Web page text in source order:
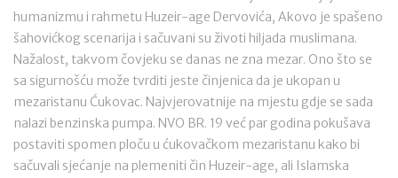
humanizmu i rahmetu Huzeir-age Dervovića, Akovo je spašeno
šahovićkog scenarija i sačuvani su životi hiljada muslimana.
Nažalost, takvom čovjeku se danas ne zna mezar. Ono što se
sa sigurnošću može tvrditi jeste činjenica da je ukopan u
mezaristanu Ćukovac. Najvjerovatnije na mjestu gdje se sada
nalazi benzinska pumpa. NVO BR. 19 već par godina pokušava
postaviti spomen ploču u ćukovačkom mezaristanu kako bi
sačuvali sjećanje na plemeniti čin Huzeir-age, ali Islamska